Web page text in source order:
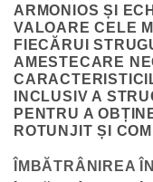
ARMONIOS ȘI
VALOARE CELE
FIECĂRUI
AMESTECARE
INCLUSIV A
PENTRU A
ROTUNJIT ȘI
ÎMBĂTRÂNIREA